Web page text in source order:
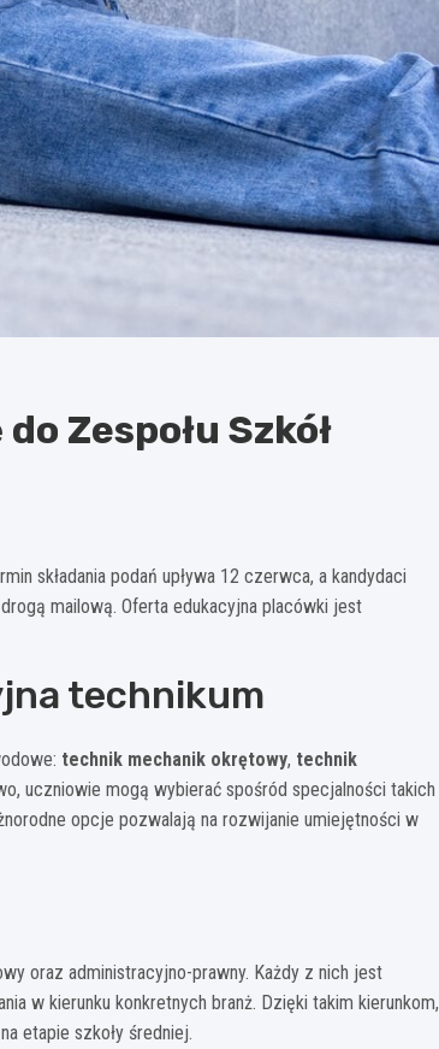
Zespołu Szkół
składania podań upływa 12 czerwca, a kandydaci
mailową. Oferta edukacyjna placówki jest
technikum
technik mechanik okrętowy, technik
uczniowie mogą wybierać spośród specjalności takich
opcje pozwalają na rozwijanie umiejętności w
oraz administracyjno-prawny. Każdy z nich jest
w kierunku konkretnych branż. Dzięki takim kierunkom,
etapie szkoły średniej.